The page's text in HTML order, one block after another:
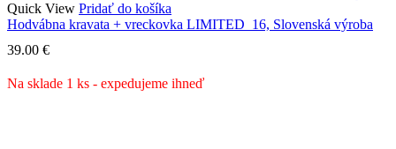
Quick View Pridať do košíka
Hodvábna kravata + vreckovka LIMITED_16, Slovenská výroba
39.00 €
Na sklade 1 ks - expedujeme ihneď